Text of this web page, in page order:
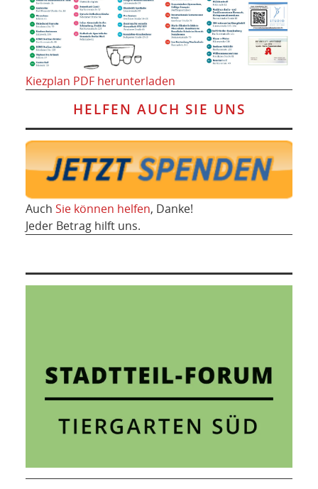
Kiezplan PDF herunterladen
HELFEN AUCH SIE UNS
Auch Sie können helfen, Danke!
Jeder Betrag hilft uns.